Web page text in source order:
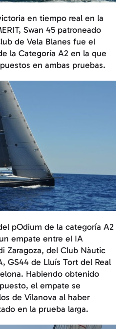
en tiempo real en la
Swan 45 patroneado
de Vela Blanes fue el
la Categoría A2 en la que
en ambas pruebas.
pOdium de la categoría A2
empate entre el IA
Zaragoza, del Club Nàutic
GS44 de Lluís Tort del Real
Habiendo obtenido
el empate se
de Vilanova al haber
en la prueba larga.